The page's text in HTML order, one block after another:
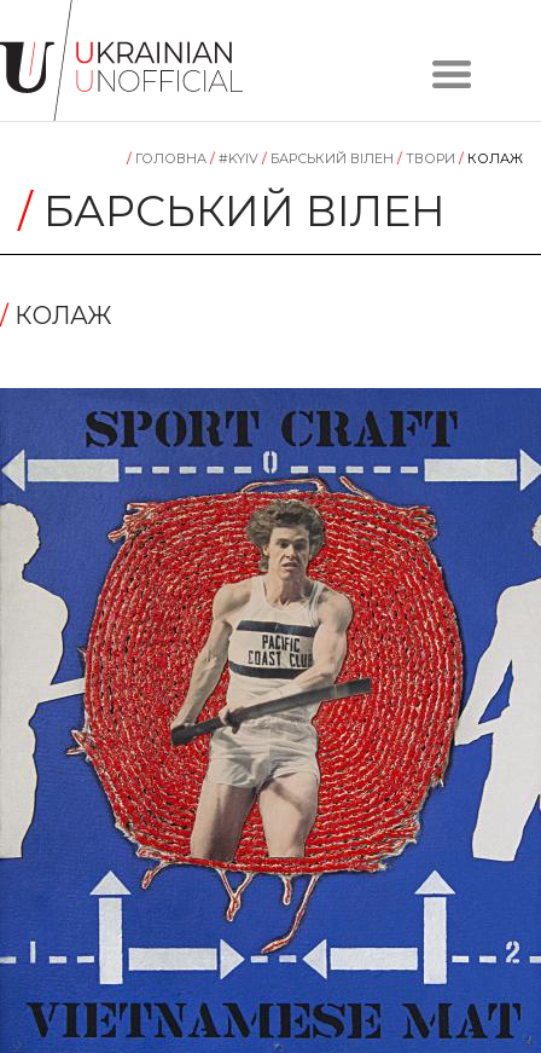
Головна
Твори
Колекції
Контакти
#KYIV
#LVIV
UA
ENG
/ ГОЛОВНА / #KYIV / БАРСЬКИЙ ВІЛЕН / TВОРИ / КОЛАЖ
/ БАРСЬКИЙ ВІЛЕН
/ КОЛАЖ